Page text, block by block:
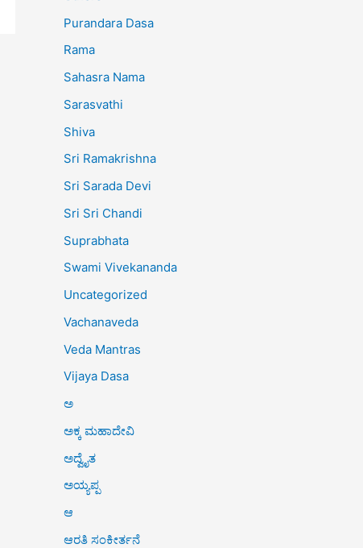
Purandara Dasa
Rama
Sahasra Nama
Sarasvathi
Shiva
Sri Ramakrishna
Sri Sarada Devi
Sri Sri Chandi
Suprabhata
Swami Vivekananda
Uncategorized
Vachanaveda
Veda Mantras
Vijaya Dasa
ಅ
ಅಕ್ಕ ಮಹಾದೇವಿ
ಅದ್ವೈತ
ಅಯ್ಯಪ್ಪ
ಆ
ಆರತಿ ಸಂಕೀರ್ತನೆ